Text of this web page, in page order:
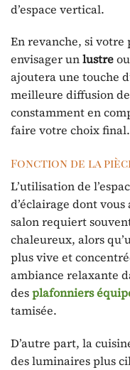
d’espace vertical.
En revanche, si votre
envisager unlustre
ajoutera une touche
meilleure diffusion
constamment en
faire votre choix final.
Fonction de la
L’utilisation de
d’éclairage dont
salon requiert
chaleureux, alors
plus vive et
ambiance relaxante
desplafonniers
tamisée.
D’autre part, la
des luminaires plus